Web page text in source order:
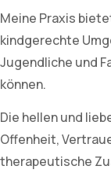
Meine Praxis
kindgerechte
Jugendliche und
können.
Die hellen und
Offenheit,
therapeutische